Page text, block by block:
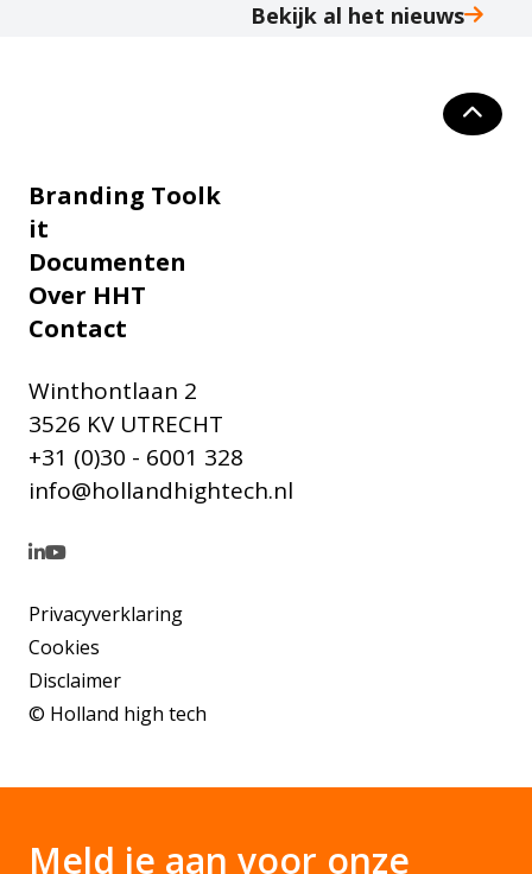
Bekijk al het nieuws
Branding Toolk
it
Documenten
Over HHT
Contact
Winthontlaan 2
3526 KV UTRECHT
+31 (0)30 - 6001 328
info@hollandhightech.nl
© Holland high tech
Privacyverklaring
Cookies
Disclaimer
Meld je aan voor onze